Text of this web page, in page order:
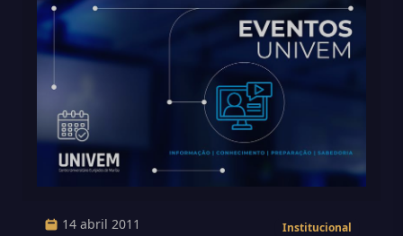
14 abril 2011 Institucional